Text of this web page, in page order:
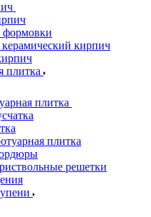
кирпич
плитка
плитка
плитка
решетки